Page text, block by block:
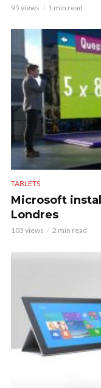
95 views 1 min read
TABLETS
Microsoft
Londres
103 views 2 min read